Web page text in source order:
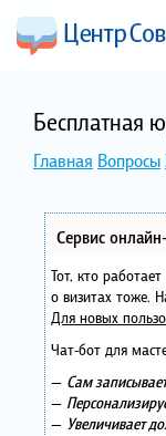
Бесплатная
Главная Вопросы
Сервис
Тот, кто
о визитах тоже.
Для новых
Чат-бот для
— Сам
—
— Увеличивает